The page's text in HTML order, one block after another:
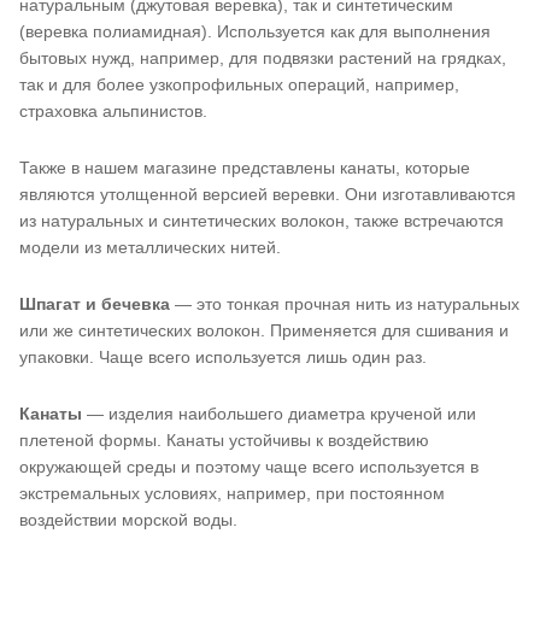
натуральным (джутовая веревка), так и синтетическим
(веревка полиамидная). Используется как для выполнения
бытовых нужд, например, для подвязки растений на грядках,
так и для более узкопрофильных операций, например,
страховка альпинистов.
Также в нашем магазине представлены канаты, которые
являются утолщенной версией веревки. Они изготавливаются
из натуральных и синтетических волокон, также встречаются
модели из металлических нитей.
Шпагат и бечевка — это тонкая прочная нить из натуральных
или же синтетических волокон. Применяется для сшивания и
упаковки. Чаще всего используется лишь один раз.
Канаты — изделия наибольшего диаметра крученой или
плетеной формы. Канаты устойчивы к воздействию
окружающей среды и поэтому чаще всего используется в
экстремальных условиях, например, при постоянном
воздействии морской воды.